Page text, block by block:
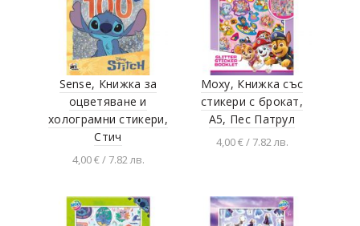
Sense, Книжка за
оцветяване и
холограмни стикери,
Стич
4,00 € / 7.82 лв.
количката
Moxy, Книжка със
стикери с брокат,
А5, Пес Патрул
4,00 € / 7.82 лв.